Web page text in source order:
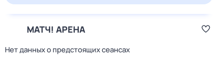
МАТЧ! АРЕНА
Нет данных о предстоящих сеансах